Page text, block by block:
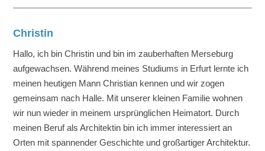
Christin
Hallo, ich bin Christin und bin im zauberhaften Merseburg
aufgewachsen. Während meines Studiums in Erfurt lernte ich
meinen heutigen Mann Christian kennen und wir zogen
gemeinsam nach Halle. Mit unserer kleinen Familie wohnen
wir nun wieder in meinem ursprünglichen Heimatort. Durch
meinen Beruf als Architektin bin ich immer interessiert an
Orten mit spannender Geschichte und großartiger Architektur.